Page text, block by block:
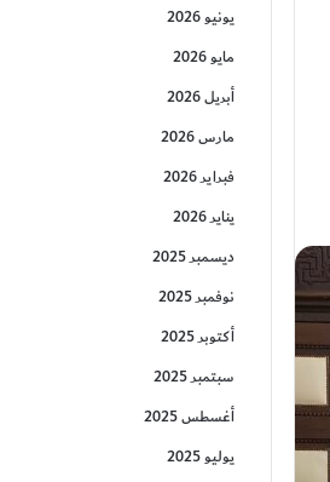
يونيو 2026
مايو 2026
أبريل 2026
مارس 2026
فبراير 2026
يناير 2026
ديسمبر 2025
نوفمبر 2025
أكتوبر 2025
سبتمبر 2025
أغسطس 2025
يوليو 2025